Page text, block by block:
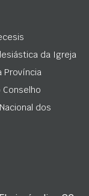
da Igreja
Província
dos